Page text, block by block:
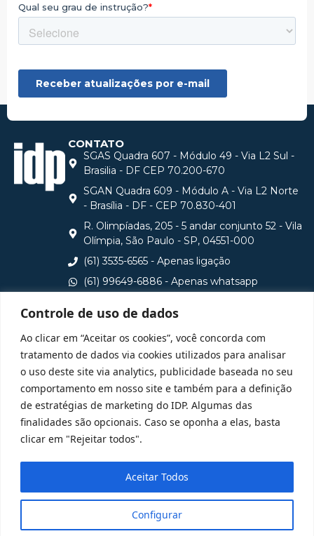
Controle de uso de dados
Ao clicar em “Aceitar os cookies”, você concorda com
tratamento de dados via cookies utilizados para analisar
o uso deste site via analytics, publicidade baseada no seu
comportamento em nosso site e também para a definição
de estratégias de marketing do IDP. Algumas das
finalidades são opcionais. Caso se oponha a elas, basta
clicar em "Rejeitar todos".
Configurar
Aceitar Todos
CONTATO
SGAS Quadra 607 - Módulo 49 - Via L2 Sul -
Brasilia - DF CEP 70.200-670
SGAN Quadra 609 - Módulo A - Via L2 Norte
- Brasília - DF - CEP 70.830-401
R. Olimpíadas, 205 - 5 andar conjunto 52 - Vila
Olímpia, São Paulo - SP, 04551-000
(61) 3535-6565 - Apenas ligação
(61) 99649-6886 - Apenas whatsapp
Consulte aqui o cadastro da Instituição no Sistema e-
MEC